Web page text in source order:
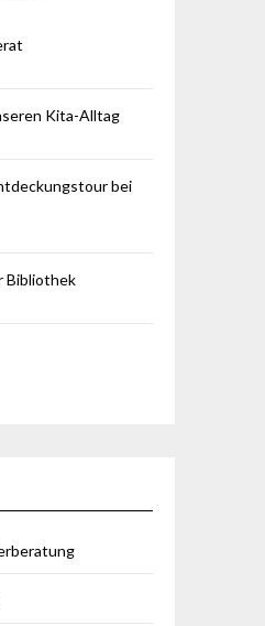
Kita-Alltag
bei
Bibliothek